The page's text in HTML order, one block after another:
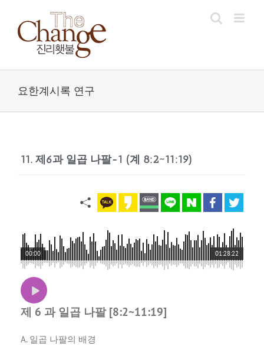
content
요한계시록 연구
11. 제6과 일곱 나팔-1 (계 8:2~11:19)
01:28:22
00:00
제 6 과 일곱 나팔 [8:2~11:19]
A. 일곱 나팔의 배경